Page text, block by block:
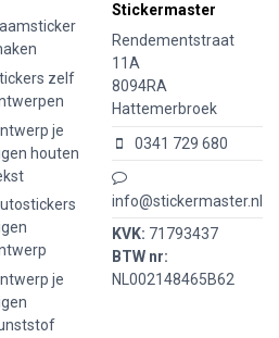
zelf
je
houten
je
Stickermaster
Rendementstraat
11A
8094RA
Hattemerbroek
0341 729 680
info@stickermaster.nl
KVK: 71793437
BTW nr:
NL002148465B62